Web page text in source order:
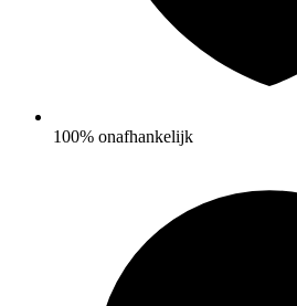
100% onafhankelijk